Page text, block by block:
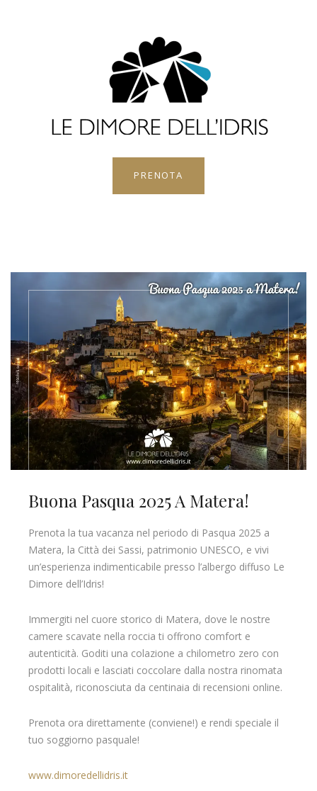
PRENOTA
Buona Pasqua 2025 A Matera!
Prenota la tua vacanza nel periodo di Pasqua 2025 a
Matera, la Città dei Sassi, patrimonio UNESCO, e vivi
un’esperienza indimenticabile presso l’albergo diffuso Le
Dimore dell’Idris!
Immergiti nel cuore storico di Matera, dove le nostre
camere scavate nella roccia ti offrono comfort e
autenticità. Goditi una colazione a chilometro zero con
prodotti locali e lasciati coccolare dalla nostra rinomata
ospitalità, riconosciuta da centinaia di recensioni online.
Prenota ora direttamente (conviene!) e rendi speciale il
tuo soggiorno pasquale!
www.dimoredellidris.it